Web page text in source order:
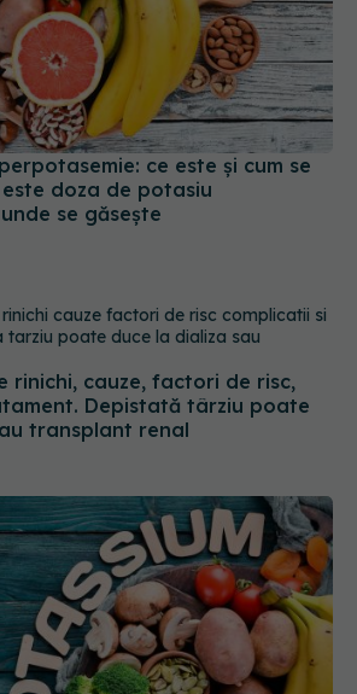
ce este și cum se
doza de potasiu
se găsește
rinichi, cauze, factori de risc,
Depistată târziu poate
transplant renal